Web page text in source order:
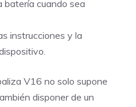
batería cuando sea
instrucciones y la
V16 no solo supone
disponer de un